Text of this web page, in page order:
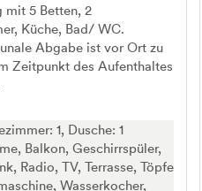
mit 5 Betten, 2
Küche, Bad/ WC.
Abgabe ist vor Ort zu
Zeitpunkt des Aufenthaltes
1, Dusche: 1
Balkon, Geschirrspüler,
Radio, TV, Terrasse, Töpfe
Wasserkocher,